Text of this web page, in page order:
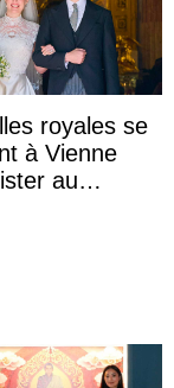
royales se
à Vienne
au